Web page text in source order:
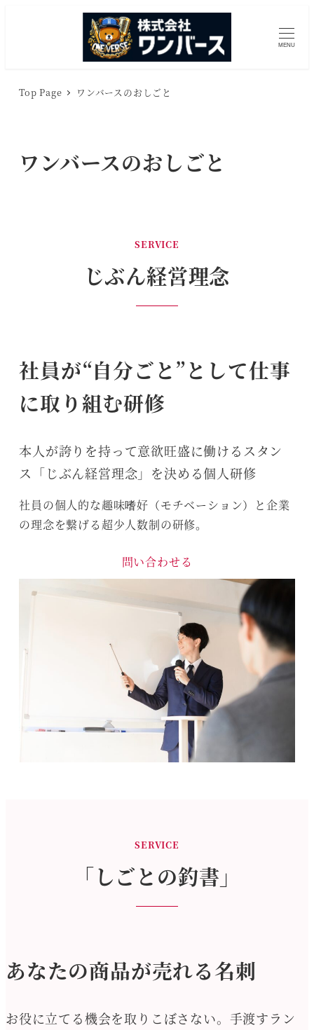
MENU
Top Page ワンバースのおしごと
ワンバースのおしごと
SERVICE
じぶん経営理念
社員が“自分ごと”として仕事
に取り組む研修
本人が誇りを持って意欲旺盛に働けるスタン
ス「じぶん経営理念」を決める個人研修
社員の個人的な趣味嗜好（モチベーション）と企業
の理念を繋げる超少人数制の研修。
問い合わせる
SERVICE
「しごとの釣書」
あなたの商品が売れる名刺
お役に立てる機会を取りこぼさない。手渡すラン